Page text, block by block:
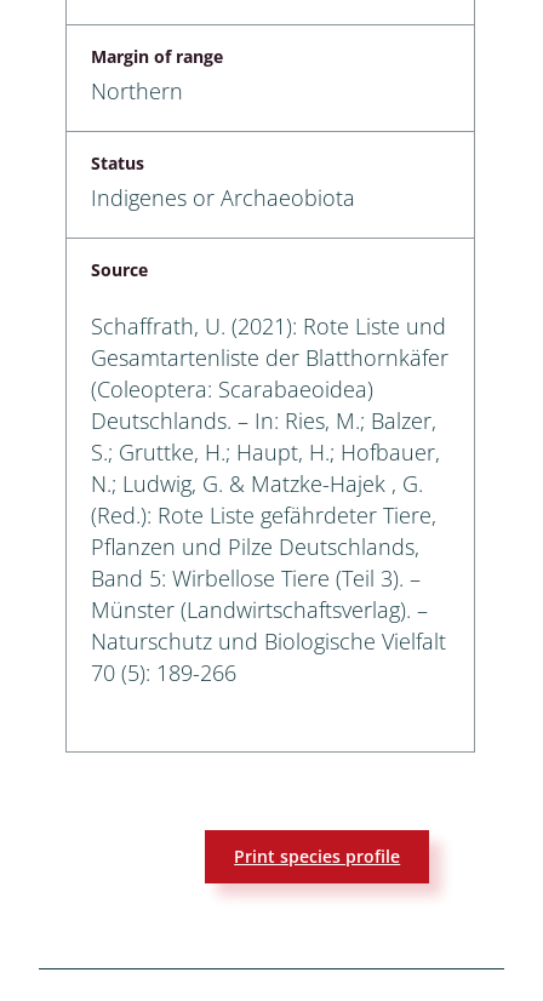
Margin of range
Northern
Status
Indigenes or Archaeobiota
Source
Schaffrath, U. (2021): Rote Liste und
Gesamtartenliste der Blatthornkäfer
(Coleoptera: Scarabaeoidea)
Deutschlands. – In: Ries, M.; Balzer,
S.; Gruttke, H.; Haupt, H.; Hofbauer,
N.; Ludwig, G. & Matzke-Hajek , G.
(Red.): Rote Liste gefährdeter Tiere,
Pflanzen und Pilze Deutschlands,
Band 5: Wirbellose Tiere (Teil 3). –
Münster (Landwirtschaftsverlag). –
Naturschutz und Biologische Vielfalt
70 (5): 189-266
Print species profile